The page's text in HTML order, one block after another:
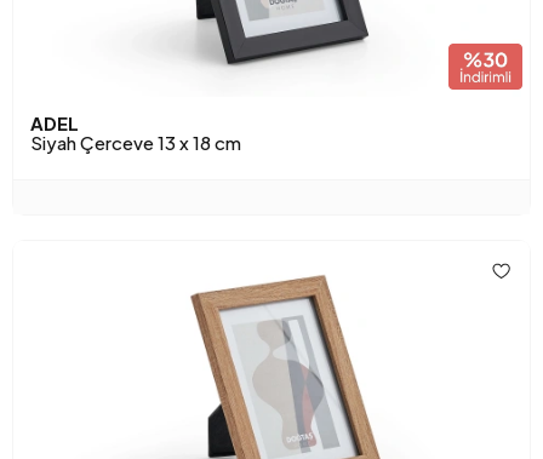
ADEL
Siyah Çerceve 13 x 18 cm